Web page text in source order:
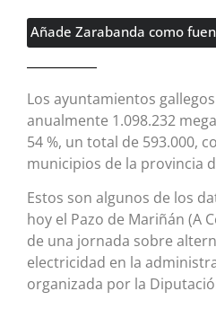
Añade Zarabanda como
Los ayuntamientos
anualmente 1.098.232
54 %, un total de 593.000,
municipios de la provincia
Estos son algunos de los
hoy el Pazo de Mariñán (A
de una jornada sobre
electricidad en la
organizada por la